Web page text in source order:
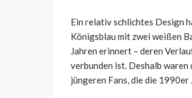
Ein relativ schlichtes Design
Königsblau mit zwei weißen
Jahren erinnert – deren
verbunden ist. Deshalb waren
jüngeren Fans, die die